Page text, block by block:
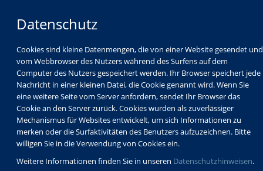
Datenschutz
Cookies sind kleine Datenmengen, die von einer Website gesendet und
vom Webbrowser des Nutzers während des Surfens auf dem
Computer des Nutzers gespeichert werden. Ihr Browser speichert jede
Nachricht in einer kleinen Datei, die Cookie genannt wird. Wenn Sie
eine weitere Seite vom Server anfordern, sendet Ihr Browser das
Cookie an den Server zurück. Cookies wurden als zuverlässiger
Mechanismus für Websites entwickelt, um sich Informationen zu
merken oder die Surfaktivitäten des Benutzers aufzuzeichnen. Bitte
willigen Sie in die Verwendung von Cookies ein.
Weitere Informationen finden Sie in unseren Datenschutzhinweisen.
Programm
Schulabschlüsse
Schulkindbetreuung
Service